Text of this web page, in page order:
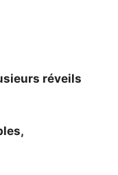
réveils